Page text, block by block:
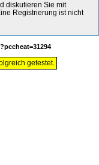
diskutieren Sie mit
Registrierung ist nicht
getestet.